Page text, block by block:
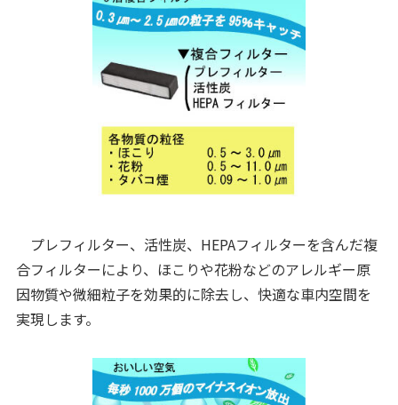
プレフィルター、活性炭、HEPAフィルターを含んだ複
合フィルターにより、ほこりや花粉などのアレルギー原
因物質や微細粒子を効果的に除去し、快適な車内空間を
実現します。